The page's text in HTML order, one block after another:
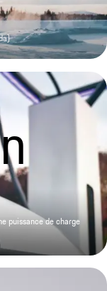
puissance de charge